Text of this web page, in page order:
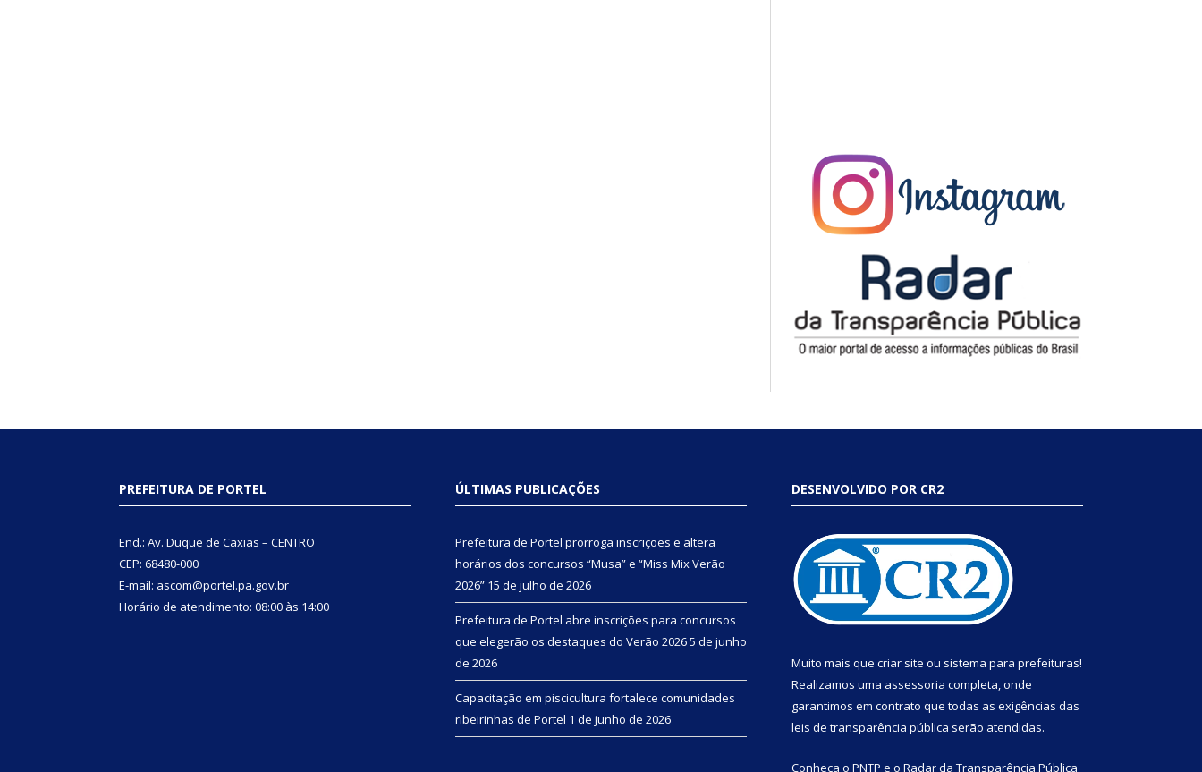
PREFEITURA DE PORTEL
End.: Av. Duque de Caxias – CENTRO
CEP: 68480-000
E-mail: ascom@portel.pa.gov.br
Horário de atendimento: 08:00 às 14:00
ÚLTIMAS PUBLICAÇÕES
Prefeitura de Portel prorroga inscrições e altera
horários dos concursos “Musa” e “Miss Mix Verão
2026” 15 de julho de 2026
Prefeitura de Portel abre inscrições para concursos
que elegerão os destaques do Verão 20265 de junho
de 2026
Capacitação em piscicultura fortalece comunidades
ribeirinhas de Portel 1 de junho de 2026
DESENVOLVIDO POR CR2
Muito mais que criar site ou sistema para prefeituras!
Realizamos uma assessoria completa, onde
garantimos em contrato que todas as exigências das
leis de transparência pública serão atendidas.
Conheça o PNTP e o Radar da Transparência Pública